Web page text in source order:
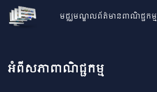
មជ្ឈមណ្ឌលព័ត៌មានពាណិជ្ជកម្ម
អំពីសភាពាណិជ្ជកម្ម